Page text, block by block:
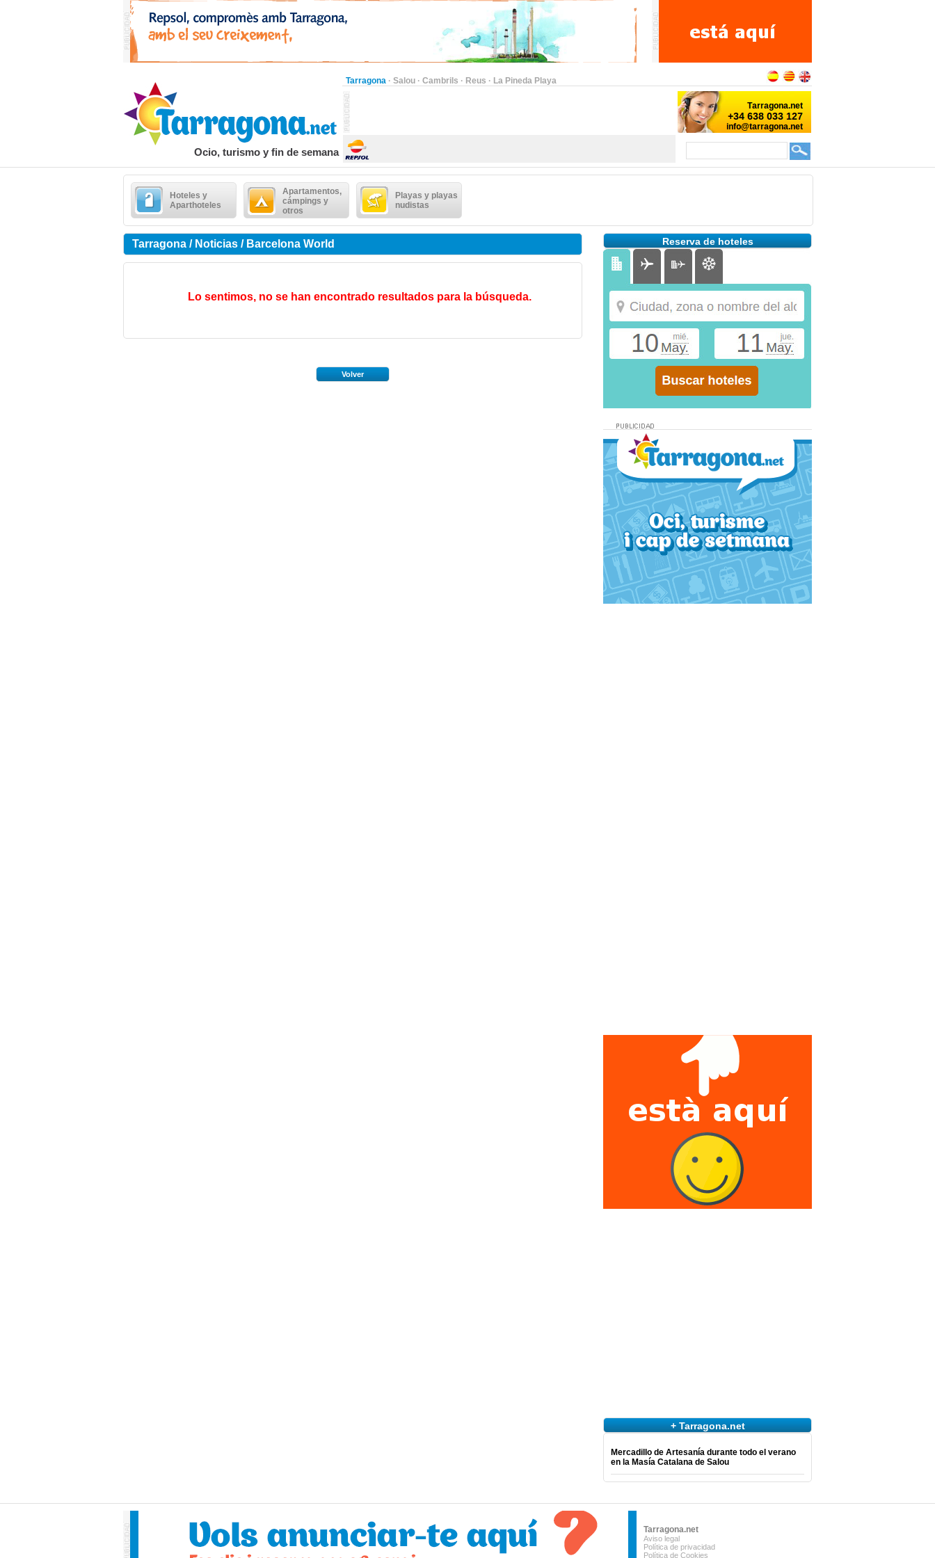
Tarragona · Salou · Cambrils · Reus · La Pineda Playa
Ocio, turismo y fin de semana
Hoteles y
Aparthoteles
Apartamentos,
cámpings y
otros
Playas y playas
nudistas
Tarragona / Noticias / Barcelona World
Lo sentimos, no se han encontrado resultados para la búsqueda.
Volver
Reserva de hoteles
+ Tarragona.net
Mercadillo de Artesanía durante todo el verano
en la Masía Catalana de Salou
Tarragona.net
Aviso legal
Política de privacidad
Política de Cookies